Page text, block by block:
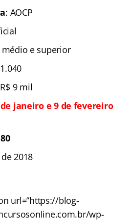
: AOCP
médio e superior
9 mil
janeiro e 9 de fevereiro
2018
url=”https://blog-
wp-